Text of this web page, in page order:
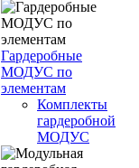
Гардеробные
МОДУС по
элементам
Комплекты
гардеробной
МОДУС